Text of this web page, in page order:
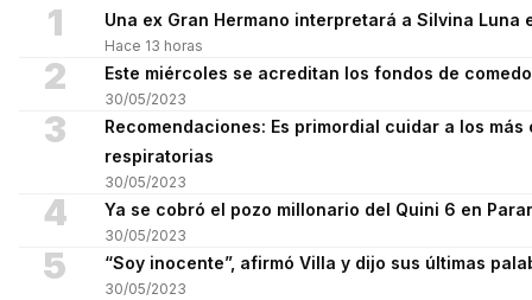
1 Una ex Gran Hermano interpretará a Silvina
Hace 13 horas
2 Este miércoles se acreditan los fondos de
30/05/2023
3
Recomendaciones: Es primordial cuidar a los
respiratorias
30/05/2023
4 Ya se cobró el pozo millonario del Quini 6 en
30/05/2023
5 “Soy inocente”, afirmó Villa y dijo sus últimas
30/05/2023